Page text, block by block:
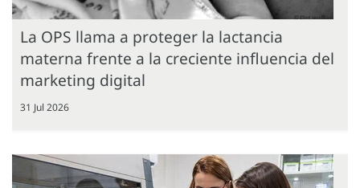
La OPS llama a proteger la lactancia
materna frente a la creciente influencia del
marketing digital
31 Jul 2026